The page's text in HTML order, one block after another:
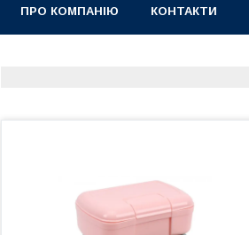
ПРО КОМПАНІЮ КОНТАКТИ